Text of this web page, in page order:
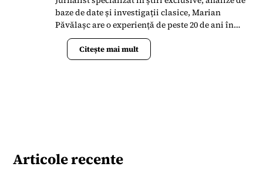
baze de date și investigații clasice, Marian
Păvălașc are o experiență de peste 20 de ani în
presa din România. S-a alăturat Termene.ro în
aprilie 2023 când s-a implicat în lansarea
Bussiness News ca un portal de știri la zi și
Citește mai mult
Articole recente